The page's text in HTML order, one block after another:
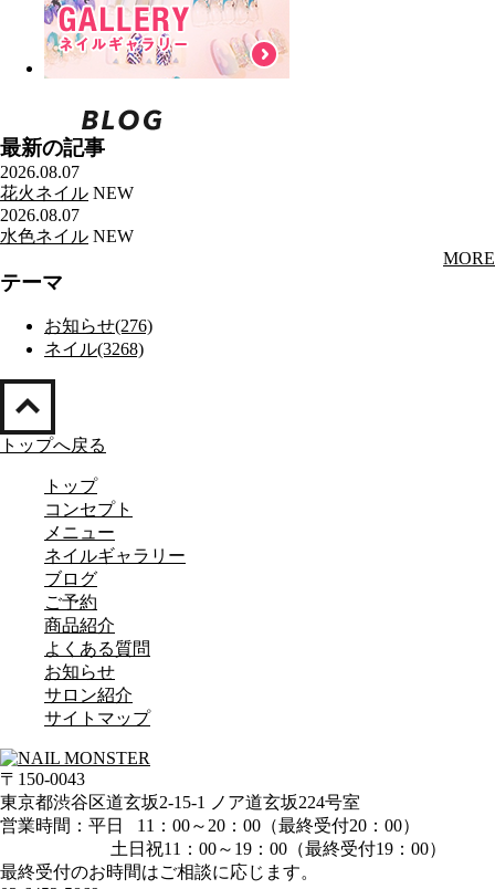
最新の記事
2026.08.07
花火ネイル NEW
2026.08.07
水色ネイル NEW
MORE
テーマ
お知らせ(276)
ネイル(3268)
トップへ戻る
トップ
コンセプト
メニュー
ネイルギャラリー
ブログ
ご予約
商品紹介
よくある質問
お知らせ
サロン紹介
サイトマップ
〒150-0043
東京都渋谷区道玄坂2-15-1 ノア道玄坂224号室
営業時間：平日 11：00～20：00（最終受付20：00）
土日祝11：00～19：00（最終受付19：00）
最終受付のお時間はご相談に応じます。